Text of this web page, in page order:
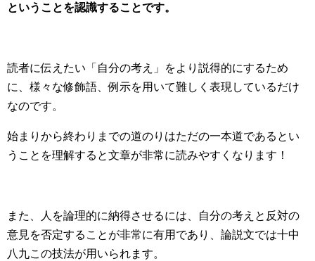
ということを認識することです。
読者に伝えたい「自分の考え」をより説得的にするため
に、様々な修飾語、例示を用いて難しく表現しているだけ
なのです。
始まりから終わりまでの道のりはただの一本道であるとい
うことを理解すると文章が非常に読みやすくなります！
また、人を論理的に納得させるには、自分の考えと反対の
意見を否定することが非常に有用であり、論説文では十中
八九この技法が用いられます。